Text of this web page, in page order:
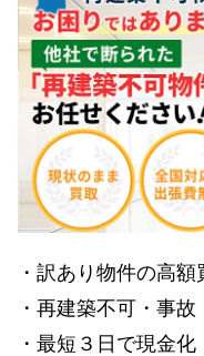
・訳あり物件の高額
・再建築不可・事
・最短３日で現金化